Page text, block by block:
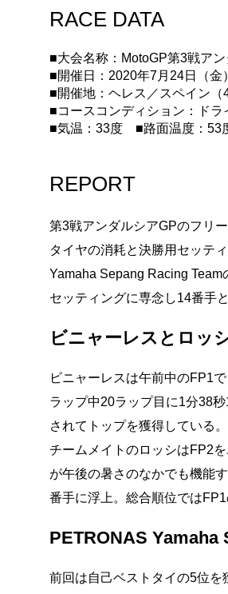
RACE DATA
■大会名称：MotoGP第3戦ア
■開催日：2020年7月24日（金
■開催地：ヘレス／スペイン（
■コースコンディション：ドラ
■気温：33度 ■路面温度：53
REPORT
第3戦アンダルシアGPのフリ
タイヤの消耗と決勝用セッテ
Yamaha Sepang Racing
セッティングに専念し14番手と
ビニャーレスとロッ
ビニャーレスは午前中のFP1
ラップ中20ラップ目に1分38
されてトップを獲得している。
チームメイトのロッシはFP2
が午後の暑さのなかでも機能
番手に浮上。総合順位では
PETRONAS Yamaha
前回は自己ベストタイの5位